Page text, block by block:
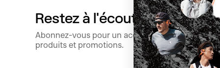
Restez à l'écoute !
Abonnez-vous pour un accès prioritaire aux
produits et promotions.